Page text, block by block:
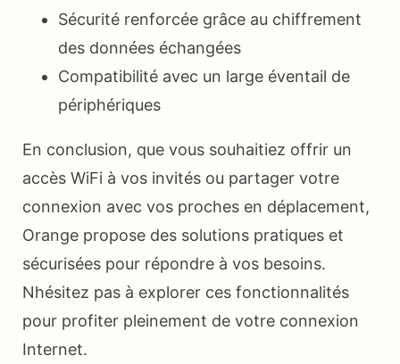
Sécurité renforcée grâce au chiffrement
des données échangées
Compatibilité avec un large éventail de
périphériques
En conclusion, que vous souhaitiez offrir un
accès WiFi à vos invités ou partager votre
connexion avec vos proches en déplacement,
Orange propose des solutions pratiques et
sécurisées pour répondre à vos besoins.
Nhésitez pas à explorer ces fonctionnalités
pour profiter pleinement de votre connexion
Internet.